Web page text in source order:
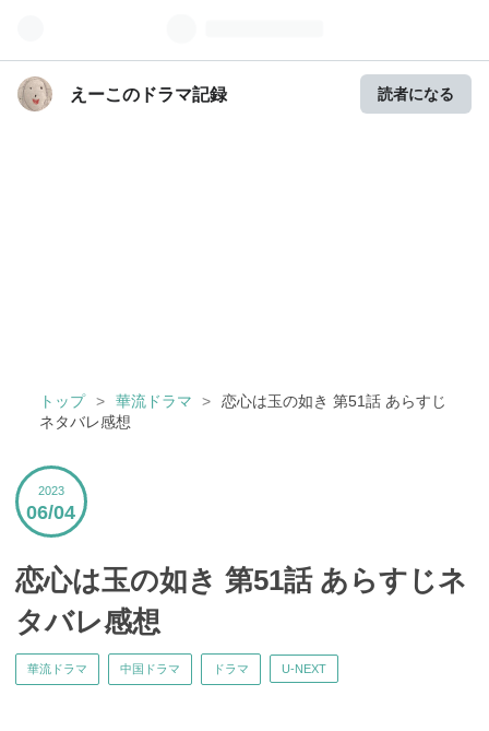
えーこのドラマ記録 読者になる
トップ > 華流ドラマ >
恋心は玉の如き 第51話 あらすじ
ネタバレ感想
2023
06 04
恋心は玉の如き 第51話 あらすじネ
タバレ感想
華流ドラマ 中国ドラマ ドラマ U-NEXT